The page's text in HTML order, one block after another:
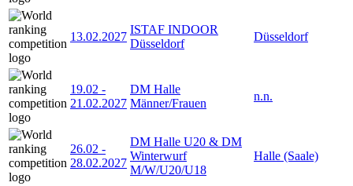
13.02.2027
ISTAF INDOOR
Düsseldorf
Düsseldorf
19.02 -
21.02.2027
DM Halle
Männer/Frauen
n.n.
26.02 -
28.02.2027
DM Halle U20 & DM
Winterwurf
M/W/U20/U18
Halle (Saale)